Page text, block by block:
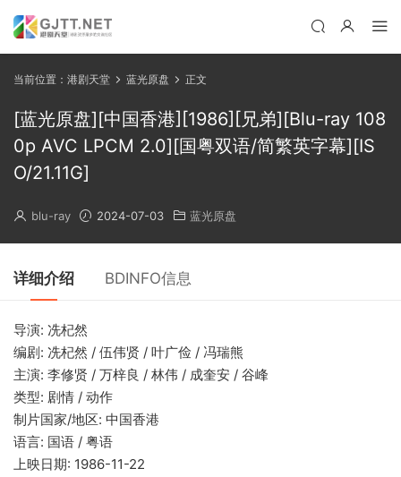
当前位置： 港剧天堂 蓝光原盘 正文
[蓝光原盘][中国香港][1986][兄弟][Blu-ray 108
0p AVC LPCM 2.0][国粤双语/简繁英字幕][IS
O/21.11G]
blu-ray 2024-07-03 蓝光原盘
详细介绍 BDINFO信息
导演: 冼杞然
编剧: 冼杞然 / 伍伟贤 / 叶广俭 / 冯瑞熊
主演: 李修贤 / 万梓良 / 林伟 / 成奎安 / 谷峰
类型: 剧情 / 动作
制片国家/地区: 中国香港
语言: 国语 / 粤语
上映日期: 1986-11-22